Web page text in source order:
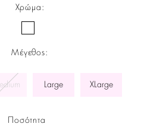
Χρώμα :
Μέγεθος:
Large XLarge
Ποσότητα